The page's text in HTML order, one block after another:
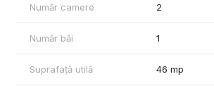
Număr camere 2
Număr băi 1
Suprafață utilă 46 mp